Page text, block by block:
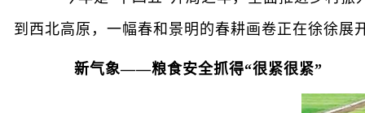
到西北高原，一幅春和景明的春耕画卷正在徐徐展
新气象——粮食安全抓得“很紧很紧”